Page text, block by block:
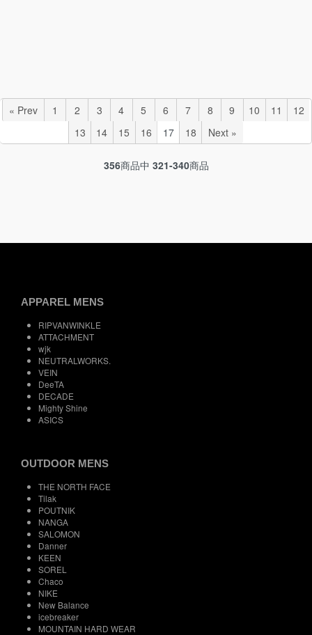
« Prev 1 2 3 4 5 6 7 8 9 10 11
12
13
14 15 16 17 18 Next »
356商品中 321-340商品
APPAREL MENS
RIPVANWINKLE
ATTACHMENT
wjk
NEUTRALWORKS.
VEIN
DeeTA
DECADE
Mighty Shine
ASICS
OUTDOOR MENS
THE NORTH FACE
Tilak
POUTNIK
NANGA
SALOMON
Danner
KEEN
SOREL
Chaco
NIKE
New Balance
icebreaker
MOUNTAIN HARD WEAR